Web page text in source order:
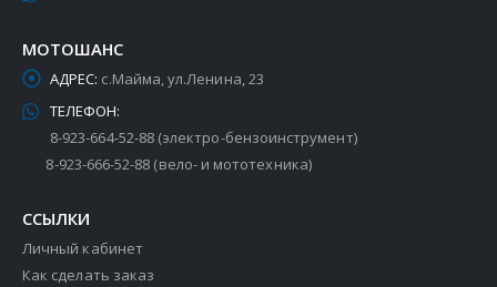
МОТОШАНС
АДРЕС: с.Майма, ул.Ленина, 23
ТЕЛЕФОН:
8-923-664-52-88 (электро-бензоинструмент)
8-923-666-52-88 (вело- и мототехника)
ССЫЛКИ
Личный кабинет
Как сделать заказ